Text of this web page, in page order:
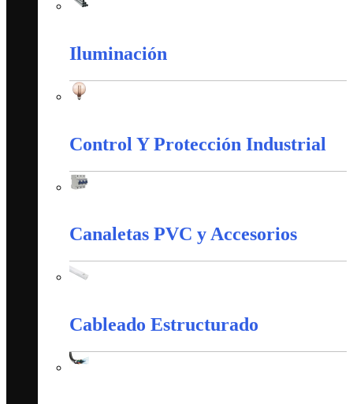
Iluminación
Control Y Protección Industrial
Canaletas PVC y Accesorios
Cableado Estructurado